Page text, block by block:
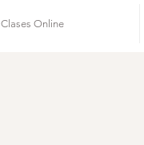
Clases Online